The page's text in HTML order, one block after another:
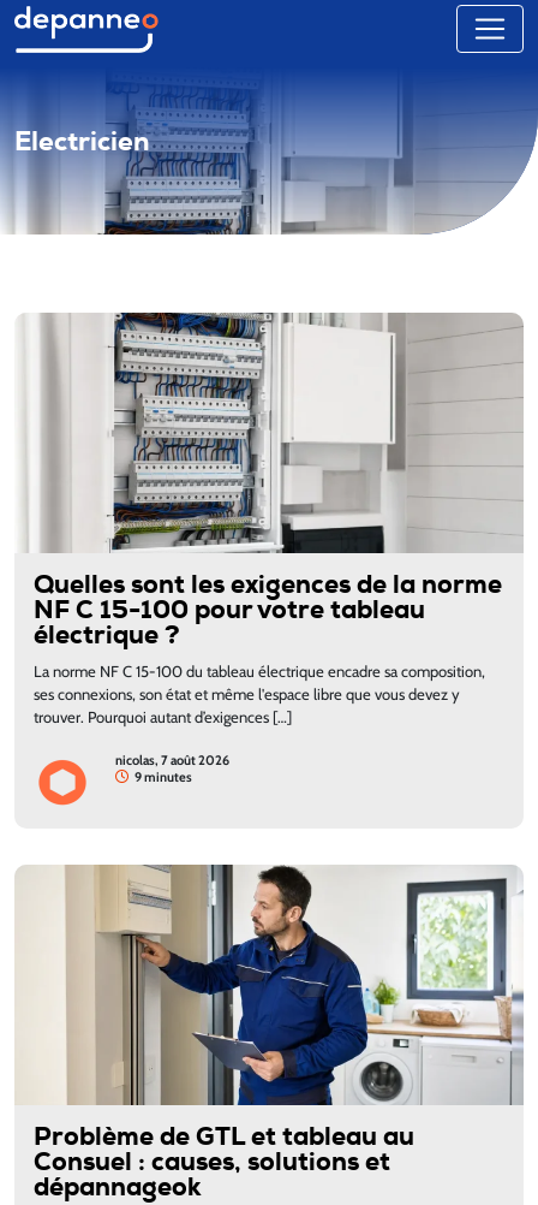
Electricien
Quelles sont les exigences de la norme
NF C 15-100 pour votre tableau
électrique ?
La norme NF C 15-100 du tableau électrique encadre sa composition,
ses connexions, son état et même l'espace libre que vous devez y
trouver. Pourquoi autant d’exigences […]
nicolas, 7 août 2026
9 minutes
Problème de GTL et tableau au
Consuel : causes, solutions et
dépannageok